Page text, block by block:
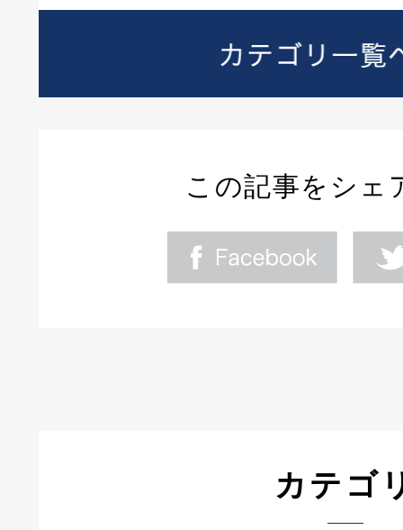
この記事をシェ
カテゴ